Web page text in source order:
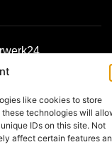
like cookies to store
technologies will
IDs on this site. Not
affect certain features